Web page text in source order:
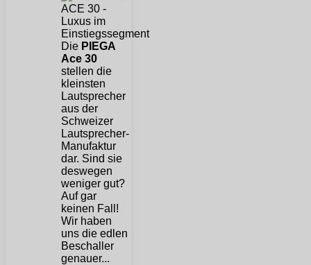
Die PIEGA
Ace 30
stellen die
kleinsten
Lautsprecher
aus der
Schweizer
Lautsprecher-
Manufaktur
dar. Sind sie
deswegen
weniger gut?
Auf gar
keinen Fall!
Wir haben
uns die edlen
Beschaller
genauer...